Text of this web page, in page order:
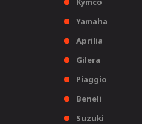
Yamaha
Aprilia
Gilera
Piaggio
Beneli
Suzuki